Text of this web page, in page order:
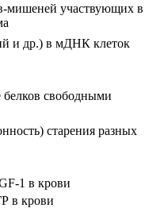
мишеней участвующих в
и др.) в мДНК клеток
свободными
старения разных
1 в крови
в крови